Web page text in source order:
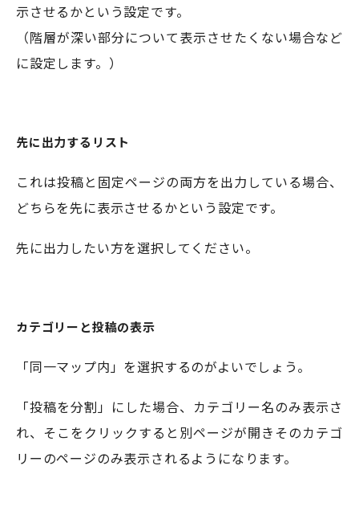
示させるかという設定です。
（階層が深い部分について表示させたくない場合など
に設定します。）
先に出力するリスト
これは投稿と固定ページの両方を出力している場合、
どちらを先に表示させるかという設定です。
先に出力したい方を選択してください。
カテゴリーと投稿の表示
「同一マップ内」を選択するのがよいでしょう。
「投稿を分割」にした場合、カテゴリー名のみ表示さ
れ、そこをクリックすると別ページが開きそのカテゴ
リーのページのみ表示されるようになります。